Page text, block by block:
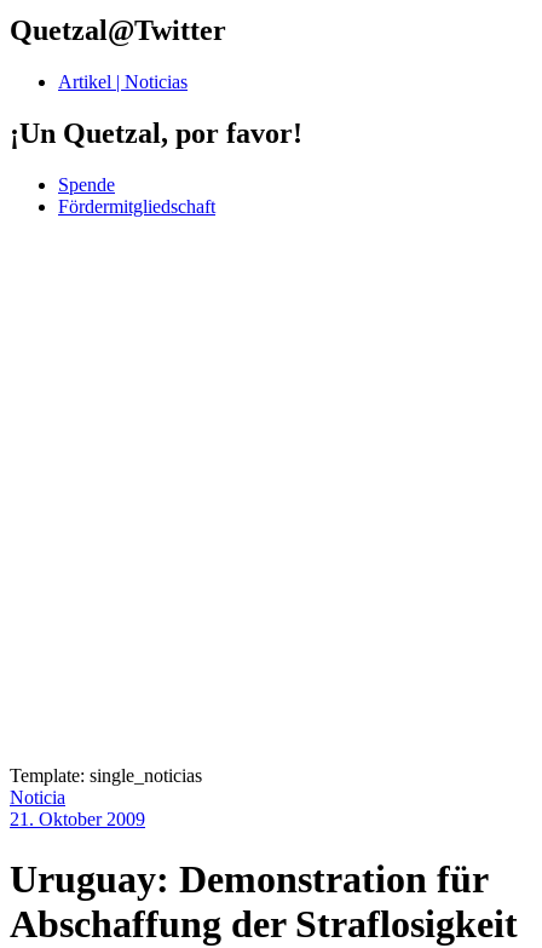
Quetzal@Twitter
Artikel | Noticias
¡Un Quetzal, por favor!
Spende
Fördermitgliedschaft
Template: single_noticias
Noticia
21. Oktober 2009
Uruguay: Demonstration für
Abschaffung der Straflosigkeit